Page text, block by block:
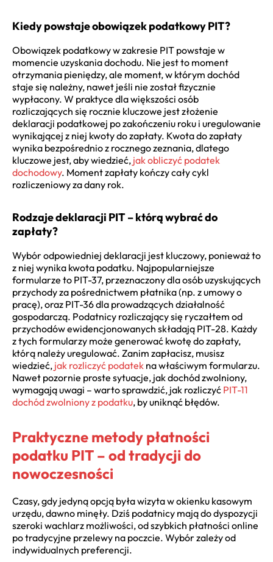
Kiedy powstaje obowiązek podatkowy PIT?
Obowiązek podatkowy w zakresie PIT powstaje w
momencie uzyskania dochodu. Nie jest to moment
otrzymania pieniędzy, ale moment, w którym dochód
staje się należny, nawet jeśli nie został fizycznie
wypłacony. W praktyce dla większości osób
rozliczających się rocznie kluczowe jest złożenie
deklaracji podatkowej po zakończeniu roku i uregulowanie
wynikającej z niej kwoty do zapłaty. Kwota do zapłaty
wynika bezpośrednio z rocznego zeznania, dlatego
kluczowe jest, aby wiedzieć, jak obliczyć podatek
dochodowy. Moment zapłaty kończy cały cykl
rozliczeniowy za dany rok.
Rodzaje deklaracji PIT – którą wybrać do
zapłaty?
Wybór odpowiedniej deklaracji jest kluczowy, ponieważ to
z niej wynika kwota podatku. Najpopularniejsze
formularze to PIT-37, przeznaczony dla osób uzyskujących
przychody za pośrednictwem płatnika (np. z umowy o
pracę), oraz PIT-36 dla prowadzących działalność
gospodarczą. Podatnicy rozliczający się ryczałtem od
przychodów ewidencjonowanych składają PIT-28. Każdy
z tych formularzy może generować kwotę do zapłaty,
którą należy uregulować. Zanim zapłacisz, musisz
wiedzieć, jak rozliczyć podatek na właściwym formularzu.
Nawet pozornie proste sytuacje, jak dochód zwolniony,
wymagają uwagi – warto sprawdzić, jak rozliczyć PIT-11
dochód zwolniony z podatku, by uniknąć błędów.
Praktyczne metody płatności
podatku PIT – od tradycji do
nowoczesności
Czasy, gdy jedyną opcją była wizyta w okienku kasowym
urzędu, dawno minęły. Dziś podatnicy mają do dyspozycji
szeroki wachlarz możliwości, od szybkich płatności online
po tradycyjne przelewy na poczcie. Wybór zależy od
indywidualnych preferencji.